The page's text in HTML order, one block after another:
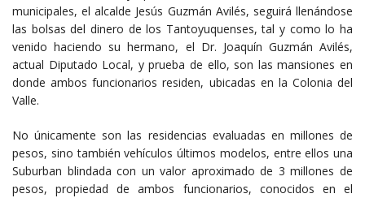
municipales, el alcalde Jesús Guzmán Avilés, seguirá llenándose
las bolsas del dinero de los Tantoyuquenses, tal y como lo ha
venido haciendo su hermano, el Dr. Joaquín Guzmán Avilés,
actual Diputado Local, y prueba de ello, son las mansiones en
donde ambos funcionarios residen, ubicadas en la Colonia del
Valle.
No únicamente son las residencias evaluadas en millones de
pesos, sino también vehículos últimos modelos, entre ellos una
Suburban blindada con un valor aproximado de 3 millones de
pesos, propiedad de ambos funcionarios, conocidos en el